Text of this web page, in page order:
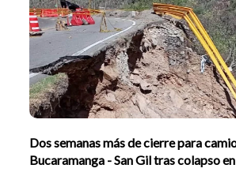
la seguridad durante este evento.
Dos semanas más de cierre para
Bucaramanga - San Gil tras colapso